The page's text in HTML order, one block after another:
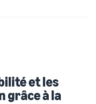
et les
grâce à la